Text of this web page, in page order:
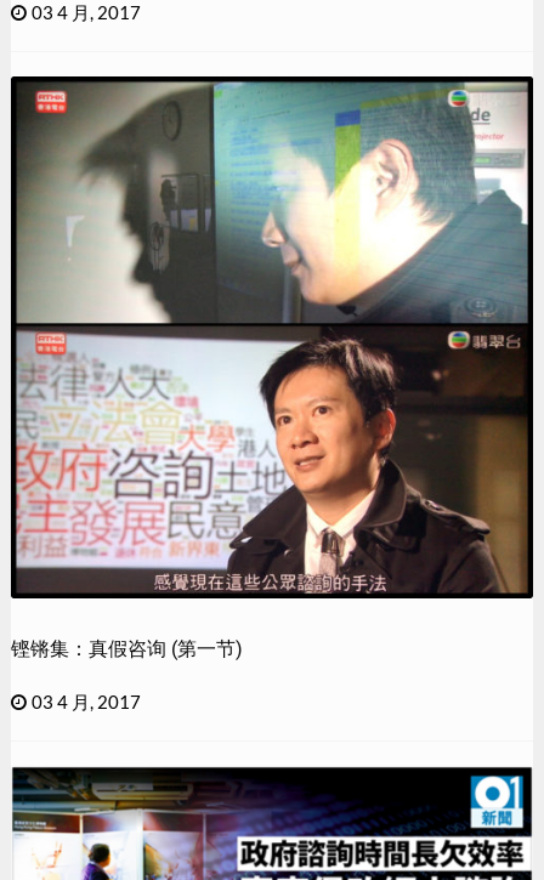
03 4 月, 2017
铿锵集：真假咨询 (第一节)
03 4 月, 2017